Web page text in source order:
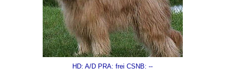
HD: A/D PRA: frei CSNB: --